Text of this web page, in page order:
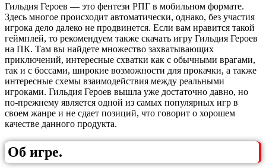
Гильдия Героев — это фентези РПГ в мобильном формате.
Здесь многое происходит автоматически, однако, без участия
игрока дело далеко не продвинется. Если вам нравится такой
геймплей, то рекомендуем также скачать игру Гильдия Героев
на ПК. Там вы найдете множество захватывающих
приключений, интересные схватки как с обычными врагами,
так и с боссами, широкие возможности для прокачки, а также
интересные схемы взаимодействия между реальными
игроками. Гильдия Героев вышла уже достаточно давно, но
по-прежнему является одной из самых популярных игр в
своем жанре и не сдает позиций, что говорит о хорошем
качестве данного продукта.
Об игре.